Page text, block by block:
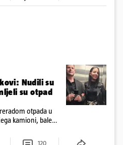
Nudili su
su otpad
otpada u
kamioni, bale
120